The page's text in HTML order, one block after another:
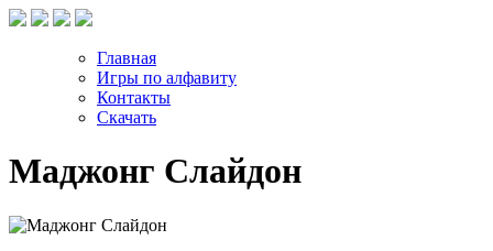
Главная
Игры по алфавиту
Контакты
Скачать
Маджонг Слайдон